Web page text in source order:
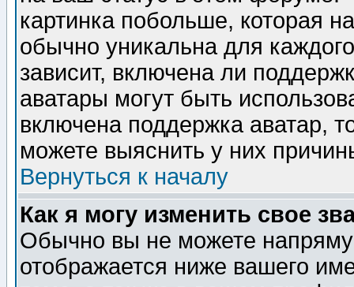
картинка побольше, которая
обычно уникальна для
зависит, включена ли
аватары могут быть
включена поддержка аватар,
можете выяснить у них
Вернуться к началу
Как я могу изменить свое
Обычно вы не можете
отображается ниже вашего